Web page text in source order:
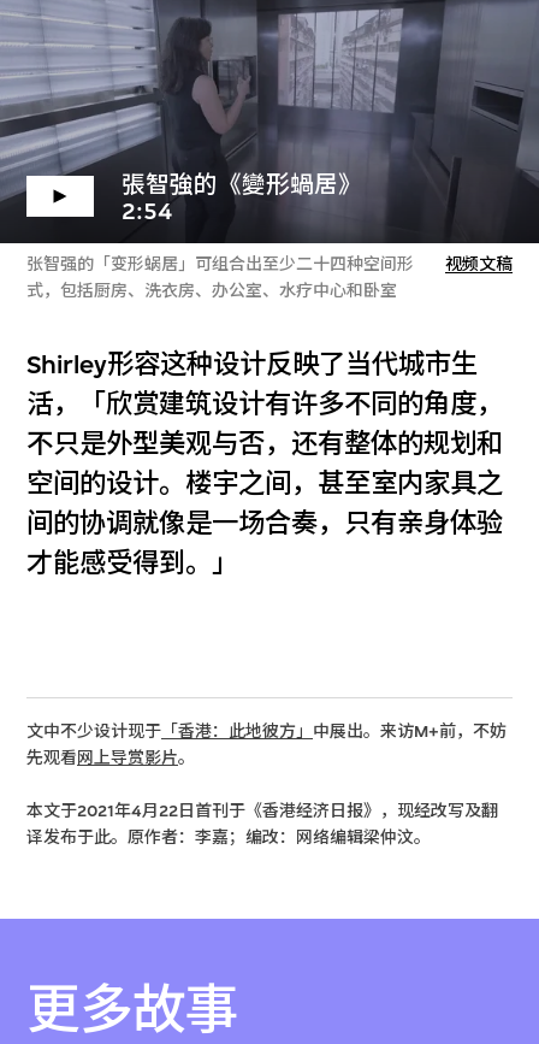
張智強的《變形蝸居》
2:54
张智强的「变形蜗居」可组合出至少二十四种空间形
式，包括厨房、洗衣房、办公室、水疗中心和卧室
视频文稿
Shirley形容这种设计反映了当代城市生
活，「欣赏建筑设计有许多不同的角度，
不只是外型美观与否，还有整体的规划和
空间的设计。楼宇之间，甚至室内家具之
间的协调就像是一场合奏，只有亲身体验
才能感受得到。」
文中不少设计现于 「香港：此地彼方」 中展出。来访M+前，不妨
先观看网上导赏影片。
本文于2021年4月22日首刊于《香港经济日报》，现经改写及翻
译发布于此。原作者：李嘉；编改：网络编辑梁仲汶。
更多故事